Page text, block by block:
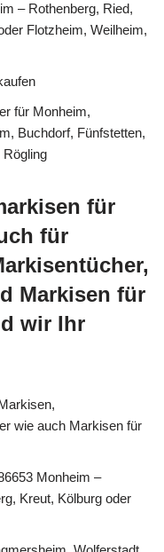
– Rothenberg, Ried,
Flotzheim, Weilheim,
für Monheim,
Buchdorf, Fünfstetten,
Rögling
für
für
Markisen für
wir Ihr
wie auch Markisen für
Monheim –
Kreut, Kölburg oder